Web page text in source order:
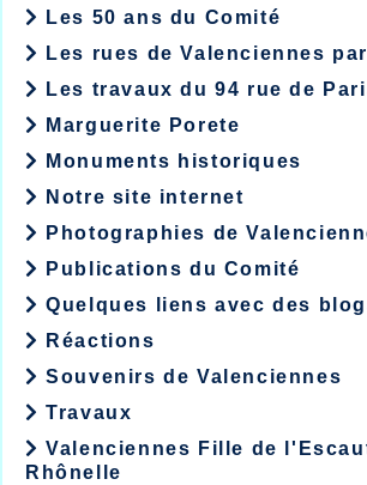
Les 50 ans du Comité
Les rues de Valenciennes
Les travaux du 94 rue de
Marguerite Porete
Monuments historiques
Notre site internet
Photographies de
Publications du Comité
Quelques liens avec des
Réactions
Souvenirs de Valenciennes
Travaux
Valenciennes Fille de
Rhônelle